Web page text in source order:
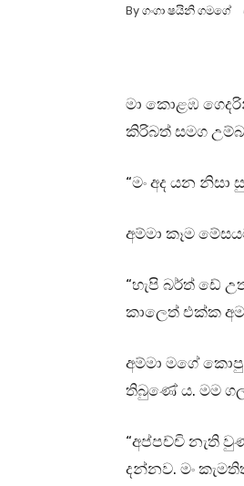
By ගංගා ෂයිනි ගමගේ
මා කොළඹ
කිරිබත් සමග
“මං අද යන නිසා
අම්මා කෑම
“හැපි බර්ත් ඩේ
කාලෙත් එක්ක
අම්මා මගේ
තිබුණේ ය. මම
“අප්පච්චි නැති
දන්නව. මං